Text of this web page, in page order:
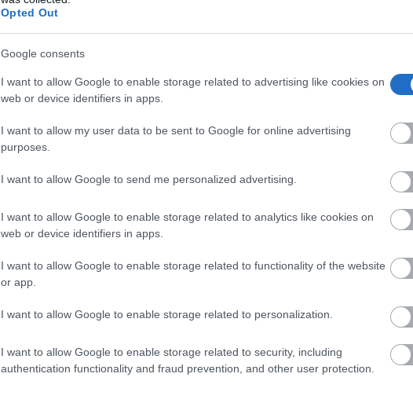
Opted Out
Google consents
I want to allow Google to enable storage related to advertising like cookies on
web or device identifiers in apps.
I want to allow my user data to be sent to Google for online advertising
purposes.
I want to allow Google to send me personalized advertising.
I want to allow Google to enable storage related to analytics like cookies on
web or device identifiers in apps.
I want to allow Google to enable storage related to functionality of the website
or app.
I want to allow Google to enable storage related to personalization.
I want to allow Google to enable storage related to security, including
authentication functionality and fraud prevention, and other user protection.